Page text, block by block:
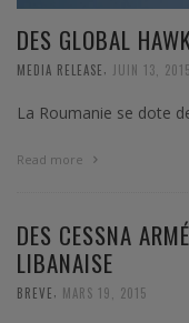
DES GLOBAL
MEDIA RELEASE JUIN 13, 2015
La Roumanie se dote
Read more
DES CESSNA
LIBANAISE
BREVE MARS 19, 2015